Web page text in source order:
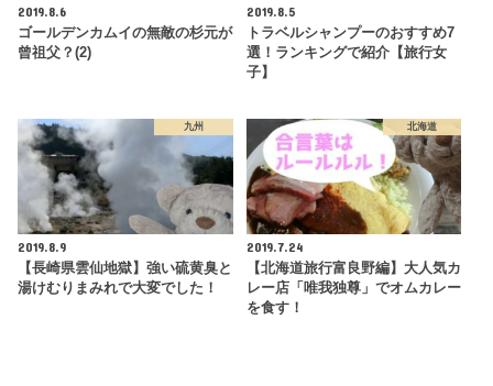
2019.8.6
ゴールデンカムイの無敵の杉元が
曾祖父？(2)
2019.8.5
トラベルシャンプーのおすすめ7
選！ランキングで紹介【旅行女
子】
九州
2019.8.9
【長崎県雲仙地獄】強い硫黄臭と
湯けむりまみれで大変でした！
北海道
2019.7.24
【北海道旅行富良野編】大人気カ
レー店「唯我独尊」でオムカレー
を食す！